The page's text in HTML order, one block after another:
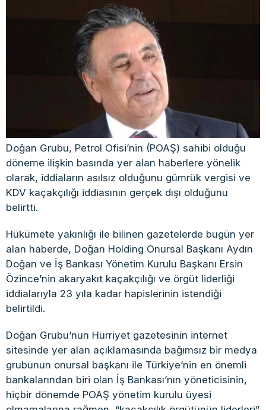
Doğan Grubu, Petrol Ofisi’nin (POAŞ) sahibi olduğu
döneme ilişkin basında yer alan haberlere yönelik
olarak, iddiaların asılsız olduğunu gümrük vergisi ve
KDV kaçakçılığı iddiasının gerçek dışı olduğunu
belirtti.
Hükümete yakınlığı ile bilinen gazetelerde bugün yer
alan haberde, Doğan Holding Onursal Başkanı Aydın
Doğan ve İş Bankası Yönetim Kurulu Başkanı Ersin
Özince’nin akaryakıt kaçakçılığı ve örgüt liderliği
iddialarıyla 23 yıla kadar hapislerinin istendiği
belirtildi.
Doğan Grubu’nun Hürriyet gazetesinin internet
sitesinde yer alan açıklamasında bağımsız bir medya
grubunun onursal başkanı ile Türkiye’nin en önemli
bankalarından biri olan İş Bankası’nın yöneticisinin,
hiçbir dönemde POAŞ yönetim kurulu üyesi